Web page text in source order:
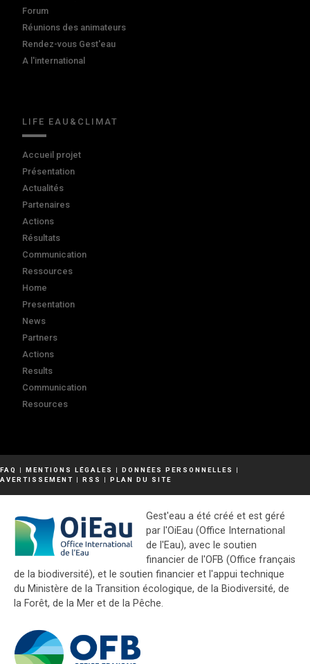
Forum
Réunions des animateurs
Rendez-vous Gest'eau
A l'international
LIFE EAU&CLIMAT
Accueil projet
Présentation
Actualités
Partenaires
Actions
Résultats
Communication
Ressources
Home
Presentation
News
Partners
Actions
Results
Communication
Resources
FAQ | MENTIONS LÉGALES | DONNÉES PERSONNELLES
|
AVERTISSEMENT | RSS | PLAN DU SITE
Gest'eau a été créé et est géré
par l'OiEau (Office International
de l'Eau), avec le soutien
financier de l'OFB (Office français
de la biodiversité), et le soutien financier et l'appui technique
du Ministère de la Transition écologique, de la Biodiversité, de
la Forêt, de la Mer et de la Pêche.